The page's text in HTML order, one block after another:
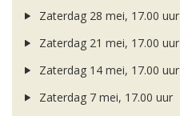
Zaterdag 28 mei, 17.00 uur
Zaterdag 21 mei, 17.00 uur
Zaterdag 14 mei, 17.00 uur
Zaterdag 7 mei, 17.00 uur